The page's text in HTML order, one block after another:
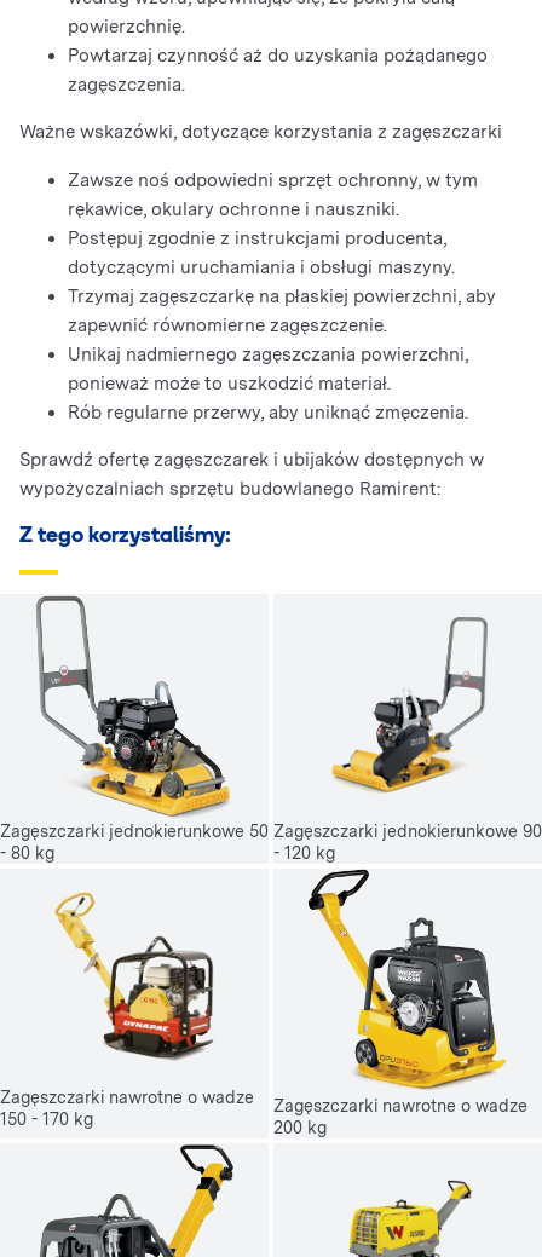
powierzchnię.
Powtarzaj czynność aż do uzyskania pożądanego
zagęszczenia.
Ważne wskazówki, dotyczące korzystania z zagęszczarki
Zawsze noś odpowiedni sprzęt ochronny, w tym
rękawice, okulary ochronne i nauszniki.
Postępuj zgodnie z instrukcjami producenta,
dotyczącymi uruchamiania i obsługi maszyny.
Trzymaj zagęszczarkę na płaskiej powierzchni, aby
zapewnić równomierne zagęszczenie.
Unikaj nadmiernego zagęszczania powierzchni,
ponieważ może to uszkodzić materiał.
Rób regularne przerwy, aby uniknąć zmęczenia.
Sprawdź ofertę zagęszczarek i ubijaków dostępnych w
wypożyczalniach sprzętu budowlanego Ramirent:
Z tego korzystaliśmy:
Zagęszczarki jednokierunkowe 50
- 80 kg
Zagęszczarki jednokierunkowe 90
- 120 kg
Zagęszczarki nawrotne o wadze
150 - 170 kg
Zagęszczarki nawrotne o wadze
200 kg